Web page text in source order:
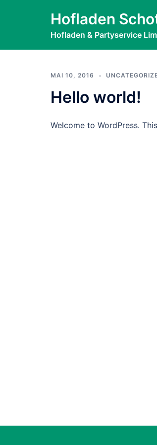
Hofladen
Hofladen & Partyservice
Monat:
MAI 10, 2016
Hello world!
Welcome to WordPress.